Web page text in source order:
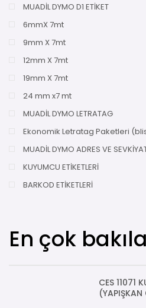
MUADİL DYMO D1 ETİKET
6mmX 7mt
9mm X 7mt
12mm X 7mt
19mm X 7mt
24 mm x7 mt
MUADİL DYMO LETRATAG
Ekonomik Letratag Paketleri
MUADİL DYMO ADRES VE
KUYUMCU ETİKETLERİ
BARKOD ETİKETLERİ
En çok
CES 11071
(YAPIŞKAN